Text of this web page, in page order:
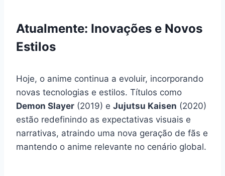
Atualmente: Inovações e Novos
Estilos
Hoje, o anime continua a evoluir, incorporando
novas tecnologias e estilos. Títulos como
Demon Slayer (2019) e Jujutsu Kaisen (2020)
estão redefinindo as expectativas visuais e
narrativas, atraindo uma nova geração de fãs e
mantendo o anime relevante no cenário global.